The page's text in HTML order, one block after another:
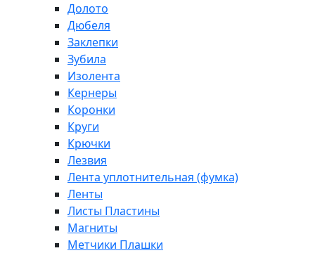
Долото
Дюбеля
Заклепки
Зубила
Изолента
Кернеры
Коронки
Круги
Крючки
Лезвия
Лента уплотнительная (фумка)
Ленты
Листы Пластины
Магниты
Метчики Плашки